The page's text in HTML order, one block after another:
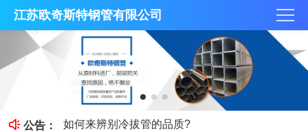
江苏欧奇斯特钢管有限公司
公告：
冷拔管的光亮度特征
冷拔管对比热轧管有什么区别
如何来辨别冷拔管的品质?